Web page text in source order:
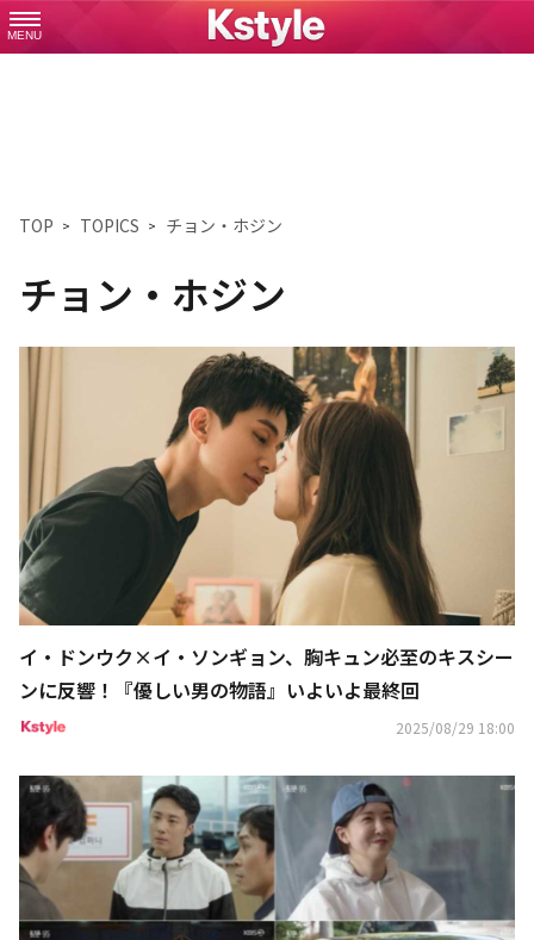
MENU
TOP TOPICS チョン・ホジン
チョン・ホジン
イ・ドンウク×イ・ソンギョン、胸キュン必至のキスシー
ンに反響！『優しい男の物語』いよいよ最終回
2025/08/29 18:00